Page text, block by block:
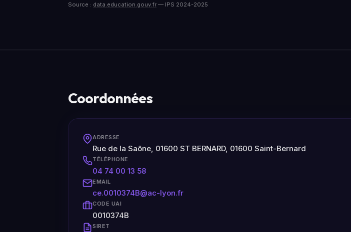
Source : data.education.gouv.fr — IPS 2024-2025
Coordonnées
ADRESSE
Rue de la Saône, 01600 ST BERNARD, 01600 Saint-Bernard
TÉLÉPHONE
04 74 00 13 58
EMAIL
ce.0010374B@ac-lyon.fr
CODE UAI
0010374B
SIRET